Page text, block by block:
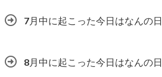
7月中に起こった今日はなんの日
8月中に起こった今日はなんの日